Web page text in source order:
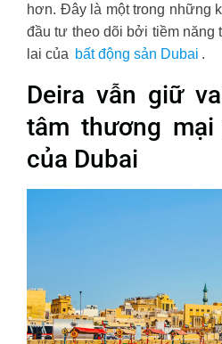
hơn. Đây là một trong những
đầu tư theo dõi bởi tiềm năng
lai của bất động sản Dubai .
Deira vẫn giữ
tâm thương
của Dubai